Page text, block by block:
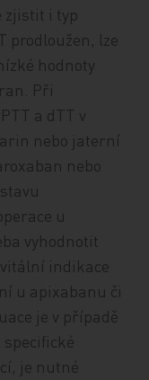
zjistit i typ
prodloužen, lze
hodnoty
Při
a dTT v
nebo jaterní
nebo
u
vyhodnotit
indikace
u apixabanu či
je v případě
je nutné